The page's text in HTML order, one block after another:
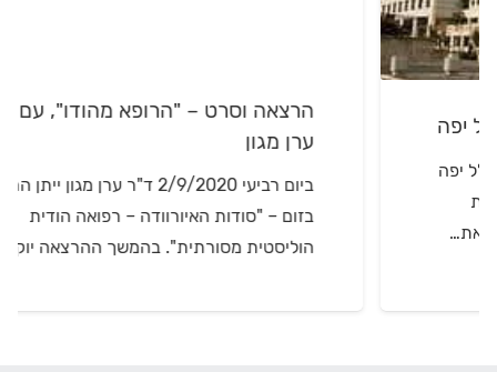
הרצאה וסרט – "הרופא מהודו", עם ד"ר
ביום רביעי 2/9/2020 ד"ר ערן מגון ייתן הרצאה
בזום – "סודות האיורוודה – רפואה הודית
הוליסטית מסורתית". בהמשך ההרצאה יוקרן…